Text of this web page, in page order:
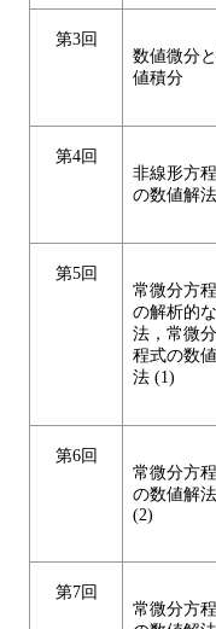
第3回
数値微分
値積分
第4回
非線形方
の数値解法
第5回
常微分方
の解析的
法，常微
程式の数
法 (1)
第6回
常微分方
の数値解法
(2)
第7回
常微分方